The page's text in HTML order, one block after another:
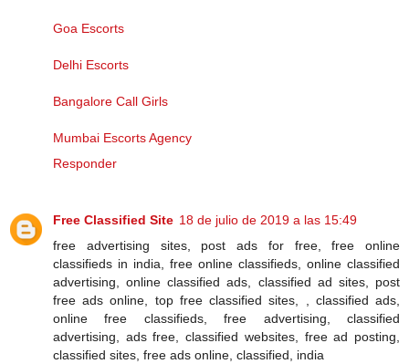
Goa Escorts
Delhi Escorts
Bangalore Call Girls
Mumbai Escorts Agency
Responder
Free Classified Site 18 de julio de 2019 a las 15:49
free advertising sites, post ads for free, free online
classifieds in india, free online classifieds, online classified
advertising, online classified ads, classified ad sites, post
free ads online, top free classified sites, , classified ads,
online free classifieds, free advertising, classified
advertising, ads free, classified websites, free ad posting,
classified sites, free ads online, classified, india